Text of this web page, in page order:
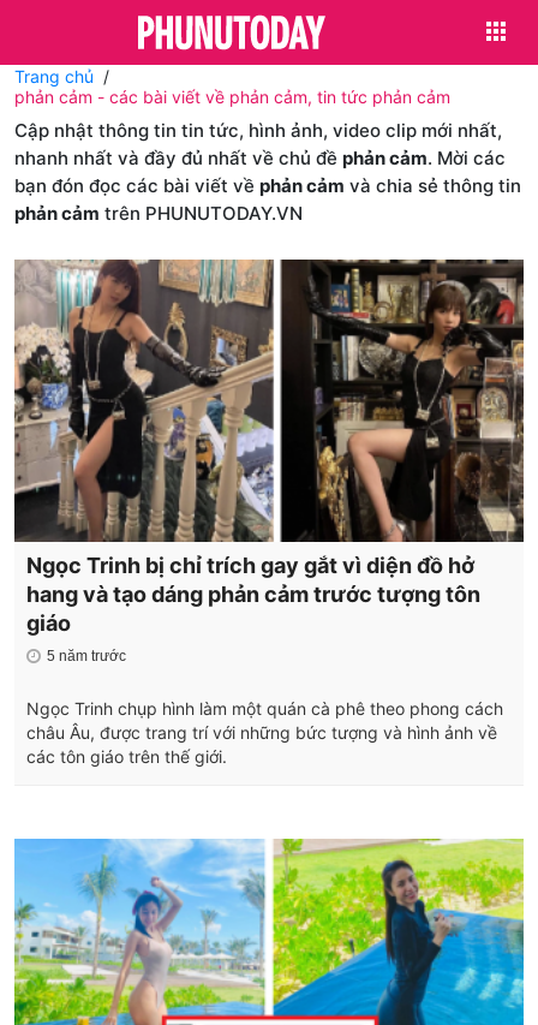
Trang chủ
phản cảm - các bài viết về phản cảm, tin tức phản cảm
Cập nhật thông tin tin tức, hình ảnh, video clip mới nhất,
nhanh nhất và đầy đủ nhất về chủ đề phản cảm. Mời các
bạn đón đọc các bài viết về phản cảm và chia sẻ thông tin
phản cảm trên PHUNUTODAY.VN
Ngọc Trinh bị chỉ trích gay gắt vì diện đồ hở
hang và tạo dáng phản cảm trước tượng tôn
giáo
5 năm trước
Ngọc Trinh chụp hình làm một quán cà phê theo phong cách
châu Âu, được trang trí với những bức tượng và hình ảnh về
các tôn giáo trên thế giới.